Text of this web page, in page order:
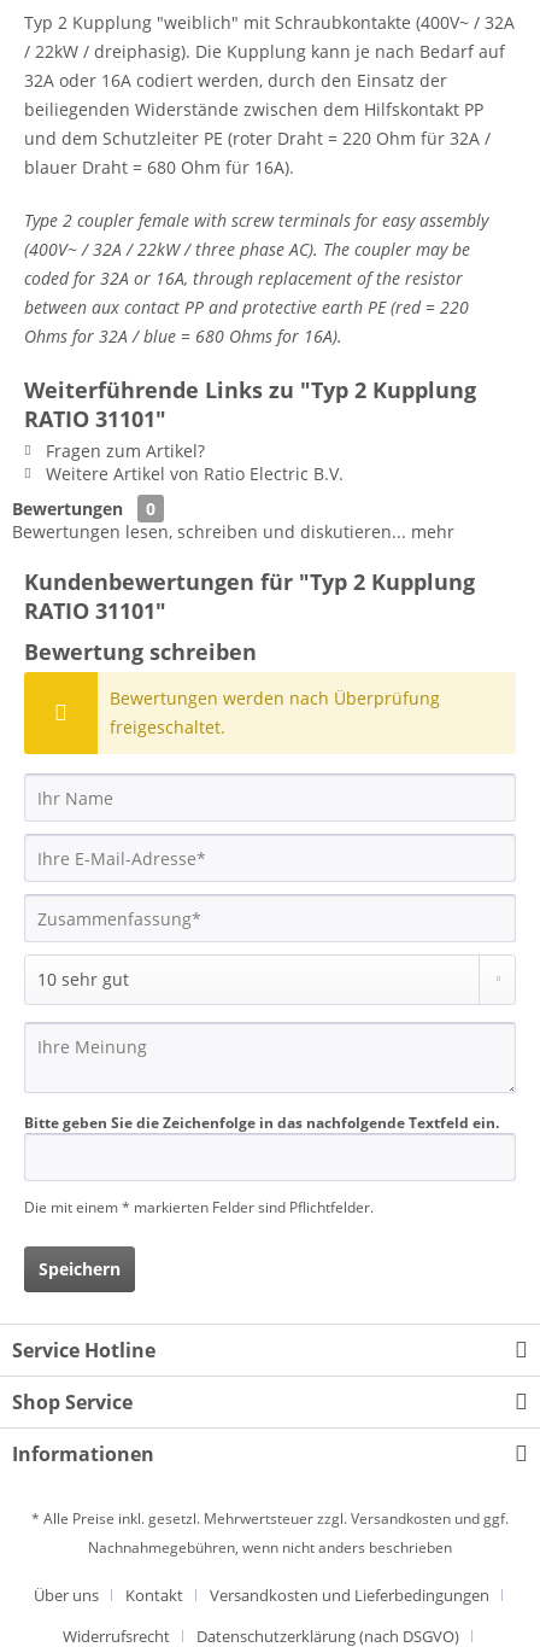
Typ 2 Kupplung "weiblich" mit Schraubkontakte (400V~ / 32A
/ 22kW / dreiphasig). Die Kupplung kann je nach Bedarf auf
32A oder 16A codiert werden, durch den Einsatz der
beiliegenden Widerstände zwischen dem Hilfskontakt PP
und dem Schutzleiter PE (roter Draht = 220 Ohm für 32A /
blauer Draht = 680 Ohm für 16A).
Type 2 coupler female with screw terminals for easy assembly
(400V~ / 32A / 22kW / three phase AC). The coupler may be
coded for 32A or 16A, through replacement of the resistor
between aux contact PP and protective earth PE (red = 220
Ohms for 32A / blue = 680 Ohms for 16A).
Weiterführende Links zu "Typ 2 Kupplung
RATIO 31101"
Fragen zum Artikel?
Weitere Artikel von Ratio Electric B.V.
Bewertungen
0
Bewertungen lesen, schreiben und diskutieren... mehr
Kundenbewertungen für "Typ 2 Kupplung
RATIO 31101"
Bewertung schreiben
Bewertungen werden nach Überprüfung
freigeschaltet.
Bitte geben Sie die Zeichenfolge in das nachfolgende Textfeld ein.
Die mit einem * markierten Felder sind Pflichtfelder.
Speichern
Service Hotline
Shop Service
Informationen
* Alle Preise inkl. gesetzl. Mehrwertsteuer zzgl.Versandkosten und ggf.
Nachnahmegebühren, wenn nicht anders beschrieben
Über uns Kontakt
Versandkosten und Lieferbedingungen
Widerrufsrecht
Datenschutzerklärung (nach DSGVO)